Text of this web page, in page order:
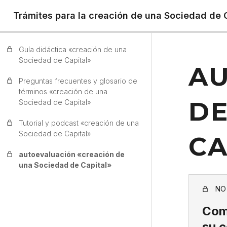
Trámites para la creación de una Sociedad de
Guía didáctica «creación de una
Sociedad de Capital»
Preguntas frecuentes y glosario de
términos «creación de una
Sociedad de Capital»
Tutorial y podcast «creación de una
Sociedad de Capital»
autoevaluación «creación de
una Sociedad de Capital»